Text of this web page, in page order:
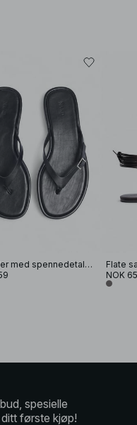
Sandaler med spennedetaljer
Flate
NOK
spesielle
første kjøp!